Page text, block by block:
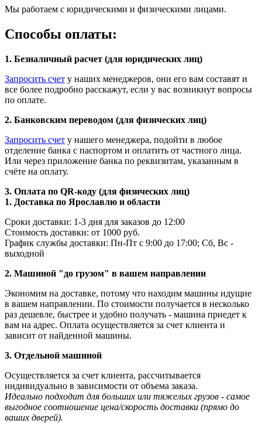
Мы работаем с юридическими и физическими лицами.
Способы оплаты:
1. Безналичный расчет (для юридических лиц)
Запросить счет у наших менеджеров, они его вам составят и
все более подробно расскажут, если у вас возникнут вопросы
по оплате.
2. Банковским переводом (для физических лиц)
Запросить счет у нашего менеджера, подойти в любое
отделение банка с паспортом и оплатить от частного лица.
Или через приложение банка по реквизитам, указанным в
счёте на оплату.
3. Оплата по QR-коду (для физических лиц)
1. Доставка по Ярославлю и области
Сроки доставки: 1-3 дня для заказов до 12:00
Стоимость доставки: от 1000 руб.
График службы доставки: Пн-Пт с 9:00 до 17:00; Сб, Вс -
выходной
2. Машиной "до грузом" в вашем направлении
Экономим на доставке, потому что находим машины идущие
в вашем направлении. По стоимости получается в несколько
раз дешевле, быстрее и удобно получать - машина приедет к
вам на адрес. Оплата осуществляется за счет клиента и
зависит от найденной машины.
3. Отдельной машиной
Осуществляется за счет клиента, рассчитывается
индивидуально в зависимости от объема заказа.
Идеально подходит для больших или тяжелых грузов - самое
выгодное соотношение цена/скорость доставки (прямо до
ваших дверей).